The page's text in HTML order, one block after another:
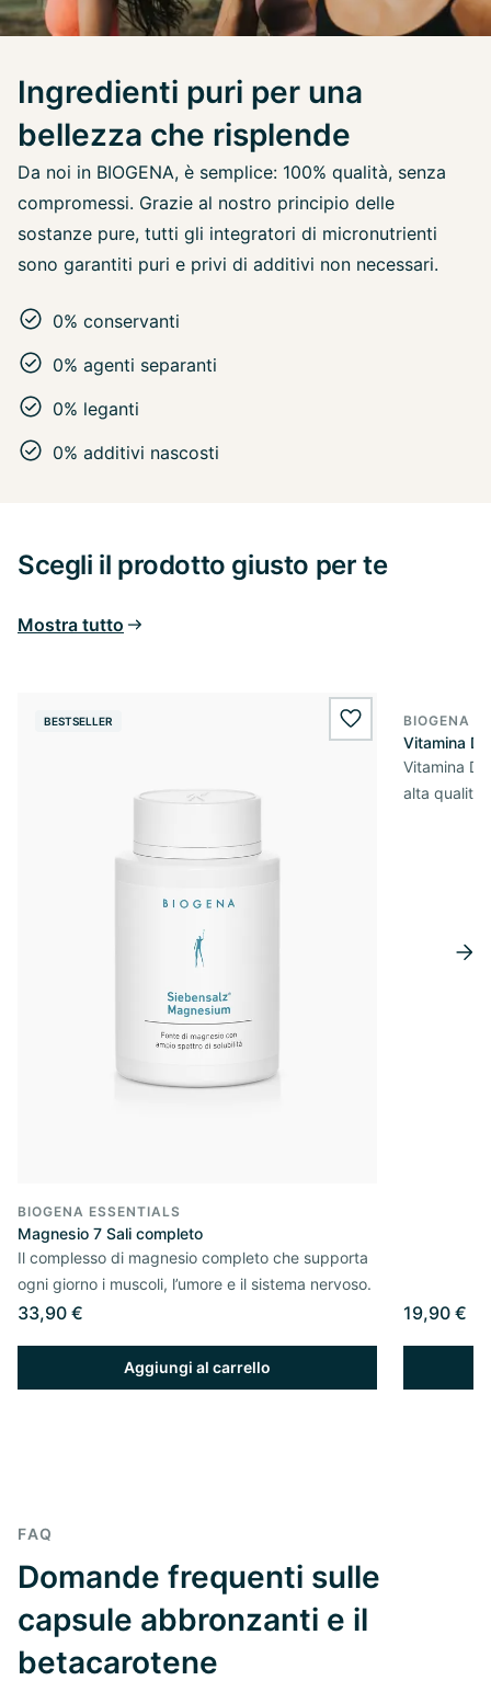
Ingredienti puri per una
bellezza che risplende
Da noi in BIOGENA, è semplice: 100% qualità, senza
compromessi. Grazie al nostro principio delle
sostanze pure, tutti gli integratori di micronutrienti
sono garantiti puri e privi di additivi non necessari.
0% conservanti
0% agenti separanti
0% leganti
0% additivi nascosti
Scegli il prodotto giusto per te
Mostra tutto
BESTSELLER wishlist.add
BIOGENA ESSENTIALS
Magnesio 7 Sali completo
Il complesso di magnesio completo che supporta
ogni giorno i muscoli, l’umore e il sistema nervoso.
33,90 €
Aggiungi al carrello
BIOGENA
Vitamina
Vitamina
alta qualità
19,90 €
FAQ
Domande frequenti sulle
capsule abbronzanti e il
betacarotene